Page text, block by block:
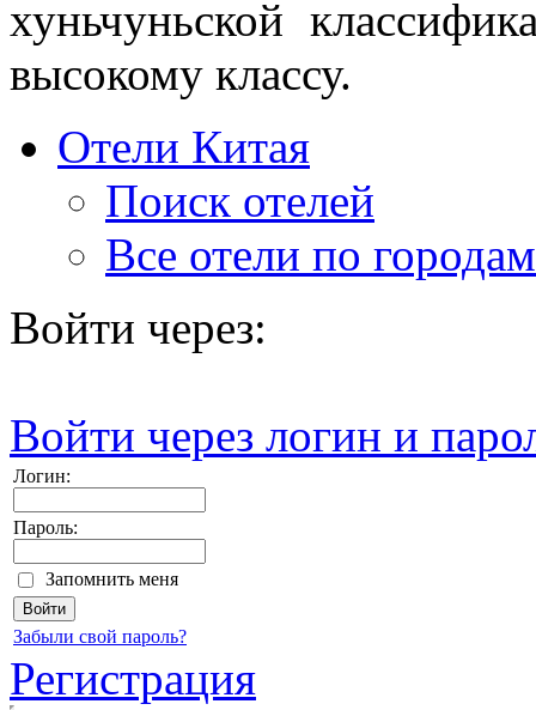
хуньчуньской
высокому классу.
Отели Китая
Поиск отелей
Все отели по городам
Войти через:
Войти через логин и
Логин:
Пароль:
Запомнить меня
Забыли свой пароль?
Регистрация